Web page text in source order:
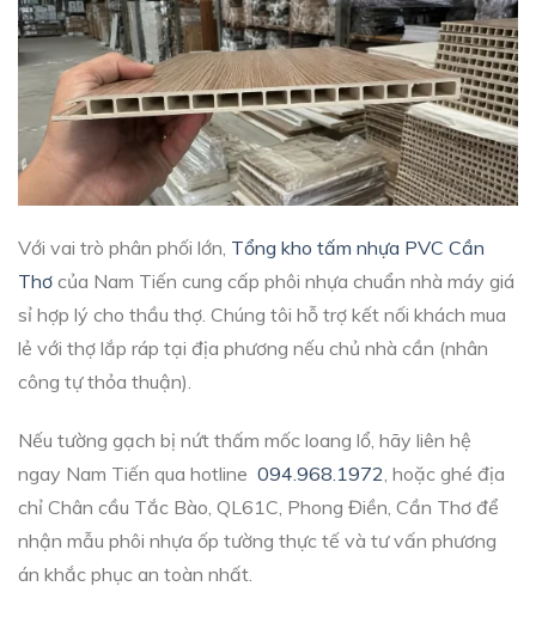
Với vai trò phân phối lớn, Tổng kho tấm nhựa PVC Cần
Thơ của Nam Tiến cung cấp phôi nhựa chuẩn nhà máy giá
sỉ hợp lý cho thầu thợ. Chúng tôi hỗ trợ kết nối khách mua
lẻ với thợ lắp ráp tại địa phương nếu chủ nhà cần (nhân
công tự thỏa thuận).
Nếu tường gạch bị nứt thấm mốc loang lổ, hãy liên hệ
ngay Nam Tiến qua hotline 094.968.1972 , hoặc ghé địa
chỉ Chân cầu Tắc Bào, QL61C, Phong Điền, Cần Thơ để
nhận mẫu phôi nhựa ốp tường thực tế và tư vấn phương
án khắc phục an toàn nhất.